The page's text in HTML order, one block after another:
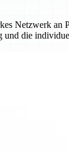
Netzwerk an
und die